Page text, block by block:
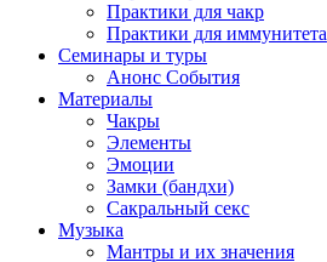
Практики для чакр
Практики для иммунитета
Семинары и туры
Анонс События
Материалы
Чакры
Элементы
Эмоции
Замки (бандхи)
Сакральный секс
Музыка
Мантры и их значения